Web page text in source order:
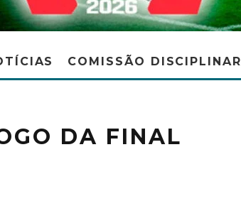
COMISSÃO DISCIPLINAR
DA FINAL